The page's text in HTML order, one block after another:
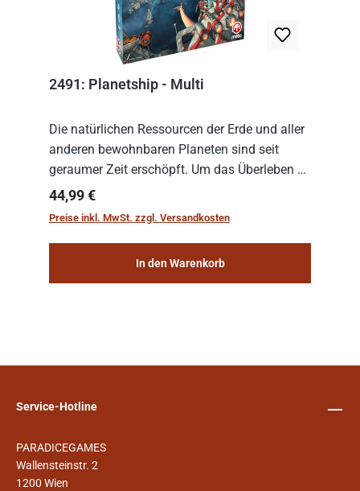
2491: Planetship - Multi
Die natürlichen Ressourcen der Erde und aller
anderen bewohnbaren Planeten sind seit
geraumer Zeit erschöpft. Um das Überleben zu
sichern, wurden die sogenannten
„Weltenschiffe“ gebaut. Auf diesen
Regulärer Preis:
44,99 €
Preise inkl. MwSt. zzgl. Versandkosten
In den Warenkorb
Service-Hotline
PARADICEGAMES
Wallensteinstr. 2
1200 Wien